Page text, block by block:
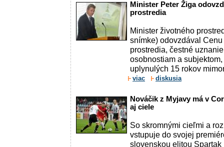
Minister Peter Žiga
prostredia
Minister životného
snímke) odovzdával
prostredia, čestné
osobnostiam a
uplynulých 15 rokov
viac diskusia
Nováčik z Myjavy má v
aj ciele
So skromnými cieľmi a
vstupuje do svojej
slovenskou elitou